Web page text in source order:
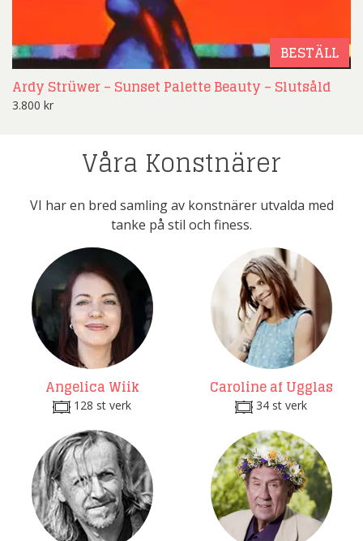
BESTÄLL
Ardy Strüwer – Sunset Palette Beauty – Slutsåld
3.800 kr
Våra Konstnärer
VI har en bred samling av konstnärer utvalda med
tanke på stil och finess.
Angelica Wiik
128 st verk
Caroline af Ugglas
34 st verk